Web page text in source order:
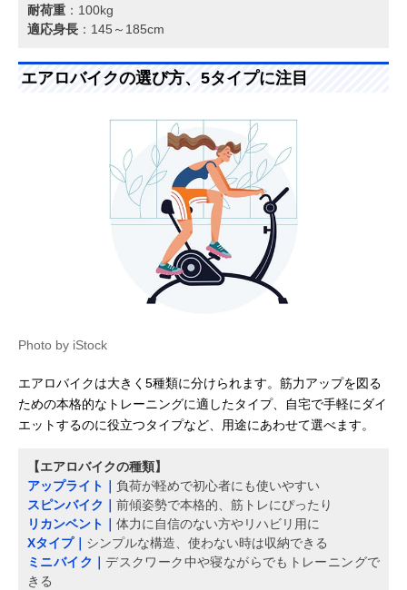
耐荷重 ：100kg
適応身長 ：145～185cm
エアロバイクの選び方、5タイプに注目
Photo by iStock
エアロバイクは大きく5種類に分けられます。筋力アップを図る
ための本格的なトレーニングに適したタイプ、自宅で手軽にダイ
エットするのに役立つタイプなど、用途にあわせて選べます。
【エアロバイクの種類】
アップライト｜ 負荷が軽めで初心者にも使いやすい
スピンバイク｜ 前傾姿勢で本格的、筋トレにぴったり
リカンベント｜ 体力に自信のない方やリハビリ用に
Xタイプ｜ シンプルな構造、使わない時は収納できる
ミニバイク｜デスクワーク中や寝ながらでもトレーニングで
きる